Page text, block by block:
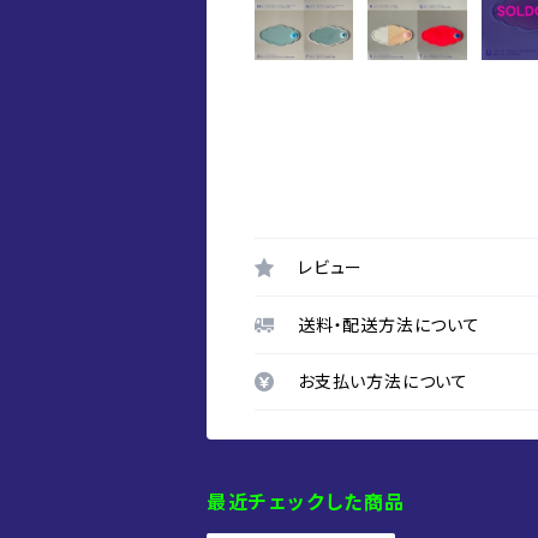
レビュー
送料・配送方法について
お支払い方法について
最近チェックした商品